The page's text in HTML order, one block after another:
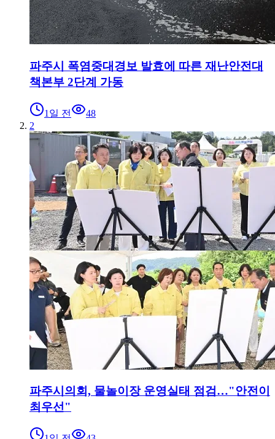
파주시 폭염중대경보 발효에 따른 재난안전대
책본부 2단계 가동
1일 전
48
2
파주시의회, 물놀이장 운영실태 점검…"안전이
최우선"